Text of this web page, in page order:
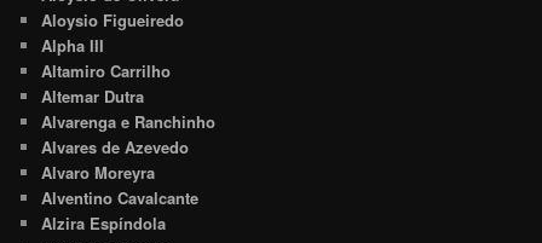
Aloysio Figueiredo
Alpha III
Altamiro Carrilho
Altemar Dutra
Alvarenga e Ranchinho
Alvares de Azevedo
Alvaro Moreyra
Alventino Cavalcante
Alzira Espíndola